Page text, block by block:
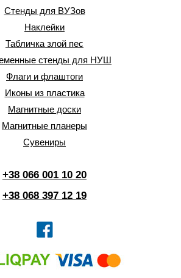
Стенды для ВУЗов
Наклейки
Табличка злой пес
стенды для НУШ
Флаги и флаштоги
Иконы из пластика
Магнитные доски
Магнитные планеры
Сувениры
+38 066 001 10 20
+38 068 397 12 19